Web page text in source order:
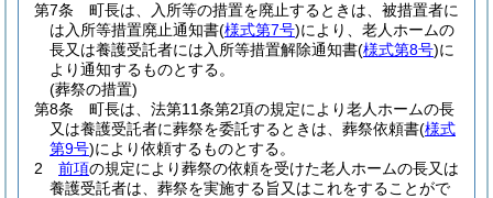
第7条
町長は、入所等の措置を廃止するときは、被措置者に
は入所等措置廃止通知書(様式第7号)により、老人ホームの
長又は養護受託者には入所等措置解除通知書(様式第8号)に
より通知するものとする。
(葬祭の措置)
第8条
町長は、法第11条第2項の規定により老人ホームの長
又は養護受託者に葬祭を委託するときは、葬祭依頼書(様式
第9号)により依頼するものとする。
2
前項の規定により葬祭の依頼を受けた老人ホームの長又は
養護受託者は、葬祭を実施する旨又はこれをすることがで